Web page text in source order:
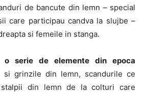
de bancute din lemn – special
care participau candva la slujbe –
si femeile in stanga.
o serie de elemente din epoca
si grinzile din lemn, scandurile ce
stalpii din lemn de la colturi care